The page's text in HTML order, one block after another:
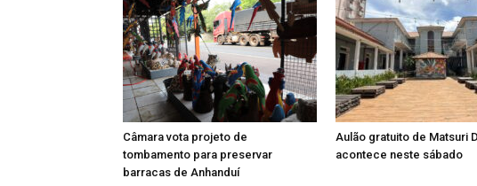
Câmara vota projeto de
tombamento para preservar
barracas de Anhanduí
Aulão gratuito de Matsuri
acontece neste sábado